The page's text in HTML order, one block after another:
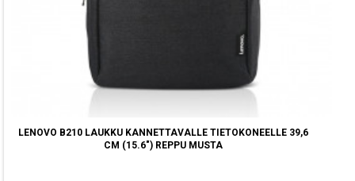
LENOVO B210 LAUKKU KANNETTAVALLE TIETOKONEELLE 39,6
CM (15.6") REPPU MUSTA